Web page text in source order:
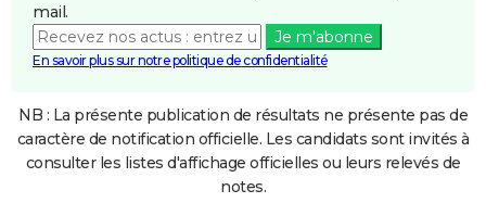
mail.
Je m'abonne
En savoir plus sur notre politique de confidentialité
NB : La présente publication de résultats ne présente pas de
caractère de notification officielle. Les candidats sont invités à
consulter les listes d'affichage officielles ou leurs relevés de
notes.